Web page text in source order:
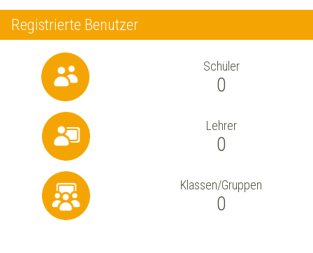
Registrierte Benutzer
Schüler
0
Lehrer
0
Klassen/Gruppen
0